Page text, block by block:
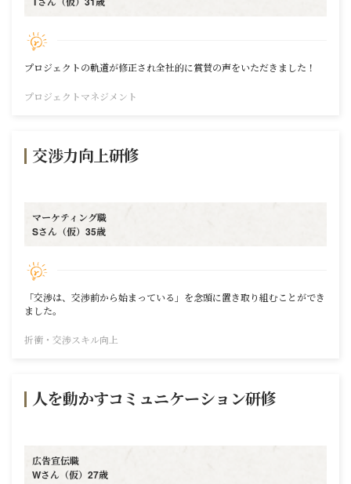
プロジェクトの軌道が修正され全社的に賞賛の声をいただきました！
プロジェクトマネジメント
交渉力向上研修
マーケティング職
Sさん（仮）35歳
「交渉は、交渉前から始まっている」を念頭に置き取り組むことができ
ました。
折衝・交渉スキル向上
人を動かすコミュニケーション研修
広告宣伝職
Wさん（仮）27歳